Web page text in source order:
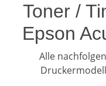
Toner /
Epson
Alle